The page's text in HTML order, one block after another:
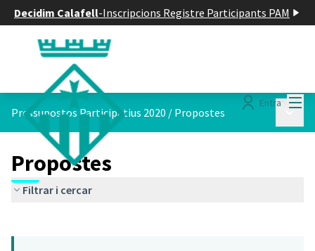
Decidim Calafell-Inscripcions Registre Participants PAM
Entra
Pressupostos Participatius 2020 / Propostes
Propostes
Filtrar i cercar